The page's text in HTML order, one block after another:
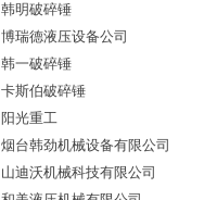
韩明破碎锤
博瑞德液压设备公司
韩一破碎锤
卡斯伯破碎锤
阳光重工
烟台韩劲机械设备有限公司
山迪沃机械科技有限公司